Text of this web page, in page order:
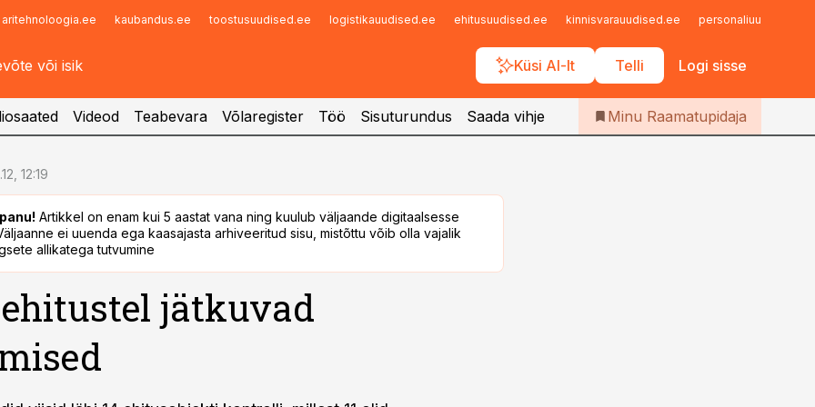
aritehnoloogia.ee kaubandus.ee toostusuudised.ee logistikauudised.ee ehitusuudised.ee kinnisvarauudised.ee personaliuudised.ee
Küsi AI-lt Telli Logi sisse
Infopank
Iseteenindus
Telli Raamatupidaja
Videod Teabevara Võlaregister Töö Sisuturundus Saada vihje Minu Raamatupidaja
12:19
Artikkel on enam kui 5 aastat vana ning kuulub väljaande digitaalsesse
ei uuenda ega kaasajasta arhiveeritud sisu, mistõttu võib olla vajalik
allikatega tutvumine
jätkuvad